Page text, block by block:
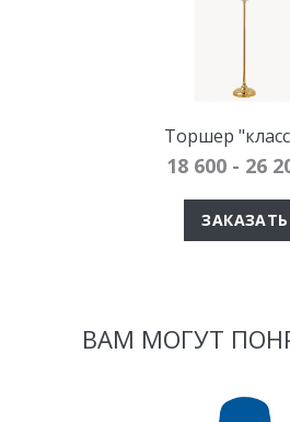
Торшер
18 600 - 26
ЗАКАЗАТЬ
ВАМ МОГУТ